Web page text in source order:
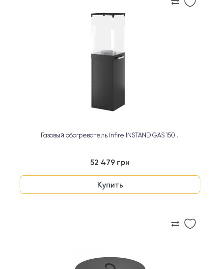
Газовый обогреватель Infire INSTAND GAS 150...
52 479 грн
Купить